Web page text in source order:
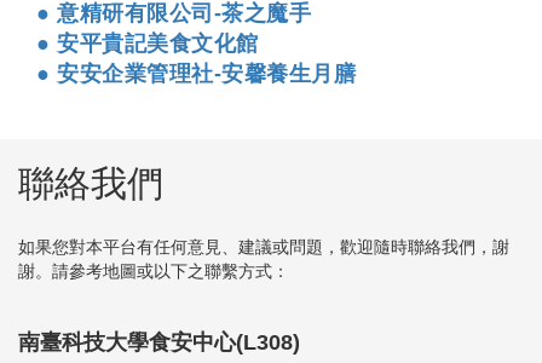
● 意精研有限公司-茶之魔手
● 安平貴記美食文化館
● 安安企業管理社-安馨養生月膳
聯絡我們
如果您對本平台有任何意見、建議或問題，歡迎隨時聯絡我們，謝
謝。請參考地圖或以下之聯繫方式：
南臺科技大學食安中心(L308)